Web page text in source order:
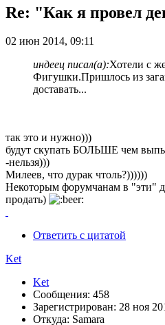
Re: "Как я провел
02 июн 2014, 09:11
индеец писал(а):Хотели с
Фигушки.Пришлось из
доставать...
так это и нужно)))
будут скупать БОЛЬШЕ чем
-нельзя)))
Милеев, что дурак чтоль?))))))
Некоторым форумчанам в "эти"
продать)
Ответить с цитатой
Ket
Ket
Сообщения: 458
Зарегистрирован: 28 ноя
Откуда: Samara